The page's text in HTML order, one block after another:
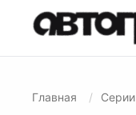
Главная Серии